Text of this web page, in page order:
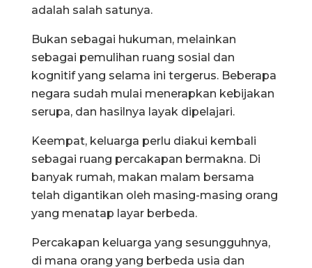
adalah salah satunya.
Bukan sebagai hukuman, melainkan
sebagai pemulihan ruang sosial dan
kognitif yang selama ini tergerus. Beberapa
negara sudah mulai menerapkan kebijakan
serupa, dan hasilnya layak dipelajari.
Keempat, keluarga perlu diakui kembali
sebagai ruang percakapan bermakna. Di
banyak rumah, makan malam bersama
telah digantikan oleh masing-masing orang
yang menatap layar berbeda.
Percakapan keluarga yang sesungguhnya,
di mana orang yang berbeda usia dan